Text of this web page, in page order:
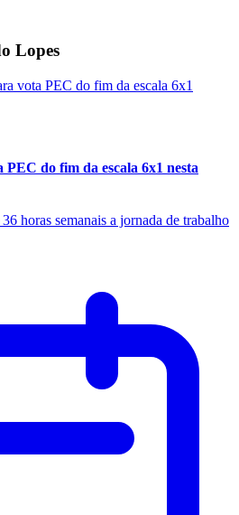
Lopes
do fim da escala 6x1 nesta
horas semanais a jornada de trabalho